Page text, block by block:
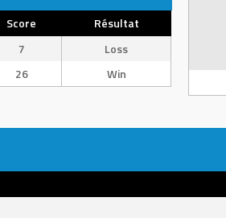
Score
Résultat
7
Loss
26 Win